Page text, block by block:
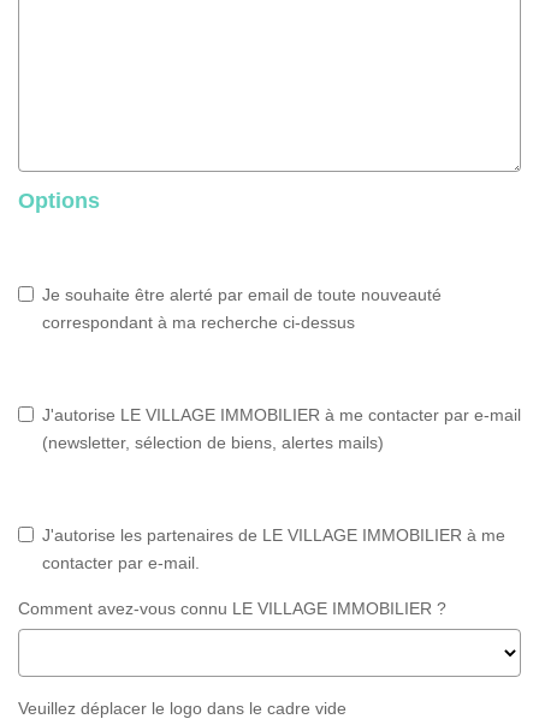
Options
Je souhaite être alerté par email de toute nouveauté
correspondant à ma recherche ci-dessus
J'autorise LE VILLAGE IMMOBILIER à me contacter par e-mail
(newsletter, sélection de biens, alertes mails)
J'autorise les partenaires de LE VILLAGE IMMOBILIER à me
contacter par e-mail.
Comment avez-vous connu LE VILLAGE IMMOBILIER ?
Veuillez déplacer le logo dans le cadre vide